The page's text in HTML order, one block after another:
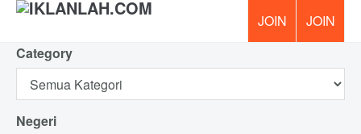
Category
Negeri